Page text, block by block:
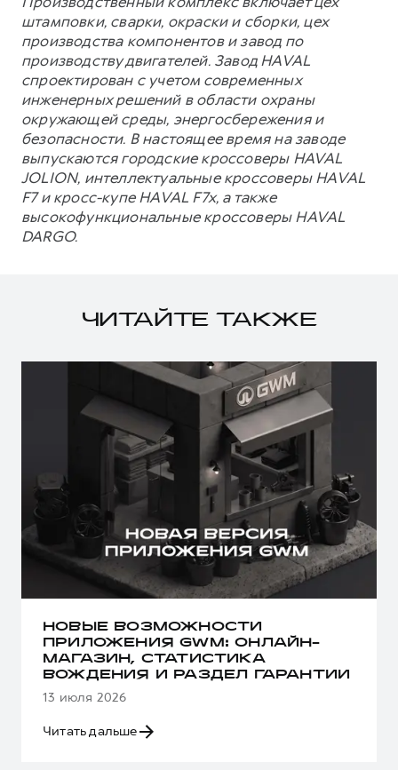
штамповки, сварки, окраски и сборки, цех
производства компонентов и завод по
производству двигателей. Завод HAVAL
спроектирован с учетом современных
инженерных решений в области охраны
окружающей среды, энергосбережения и
безопасности. В настоящее время на заводе
выпускаются городские кроссоверы HAVAL
JOLION, интеллектуальные кроссоверы HAVAL
F7 и кросс-купе HAVAL F7x, а также
высокофункциональные кроссоверы HAVAL
DARGO.
ЧИТАЙТЕ ТАКЖЕ
НОВЫЕ ВОЗМОЖНОСТИ
ПРИЛОЖЕНИЯ GWM: ОНЛАЙН-
МАГАЗИН, СТАТИСТИКА
ВОЖДЕНИЯ И РАЗДЕЛ ГАРАНТИИ
13 июля 2026
Читать дальше